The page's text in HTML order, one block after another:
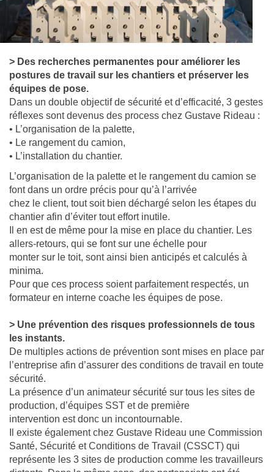
> Des recherches permanentes pour améliorer les
postures de travail sur les chantiers et préserver les
équipes de pose.
Dans un double objectif de sécurité et d’efficacité, 3 gestes
réflexes sont devenus des process chez Gustave Rideau :
• L’organisation de la palette,
• Le rangement du camion,
• L’installation du chantier.
L’organisation de la palette et le rangement du camion se
font dans un ordre précis pour qu’à l’arrivée
chez le client, tout soit bien déchargé selon les étapes du
chantier afin d’éviter tout effort inutile.
Il en est de même pour la mise en place du chantier. Les
allers-retours, qui se font sur une échelle pour
monter sur le toit, sont ainsi bien anticipés et calculés à
minima.
Pour que ces process soient parfaitement respectés, un
formateur en interne coache les équipes de pose.
> Une prévention des risques professionnels de tous
les instants.
De multiples actions de prévention sont mises en place par
l’entreprise afin d’assurer des conditions de travail en toute
sécurité.
La présence d’un animateur sécurité sur tous les sites de
production, d’équipes SST et de première
intervention est donc un incontournable.
Il existe également chez Gustave Rideau une Commission
Santé, Sécurité et Conditions de Travail (CSSCT) qui
représente les 3 sites de production comme les travailleurs